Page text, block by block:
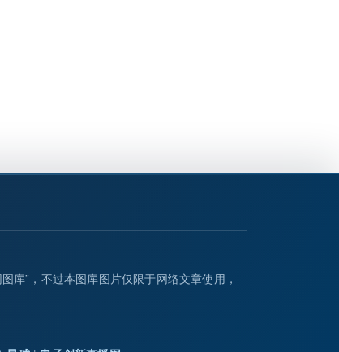
库”，不过本图库图片仅限于网络文章使用，